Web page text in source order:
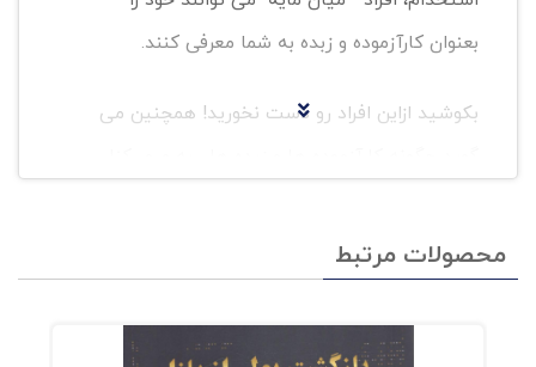
بعنوان کارآزموده و زبده به شما معرفی کنند.
بکوشید ازاین افراد رو دست نخورید! همچنین می
نشینند.
نمی توانند شرکتهارا رشد و تعالی بخشند.
محصولات مرتبط